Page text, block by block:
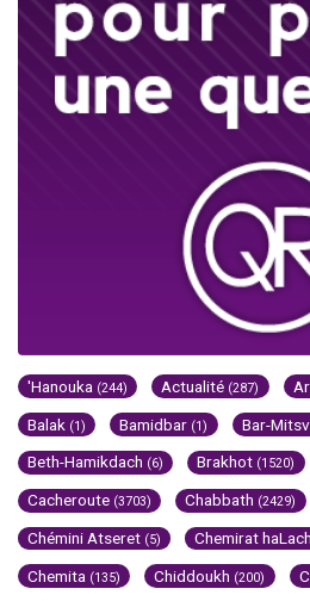
'Hanouka (244) Actualité (287)
Balak (1) Bamidbar (1) Bar-
Beth-Hamikdach (6) Brakhot (1520)
Cacheroute (3703) Chabbath (2429)
Chémini Atseret (5) Chemirat
Chemita (135) Chiddoukh (200)